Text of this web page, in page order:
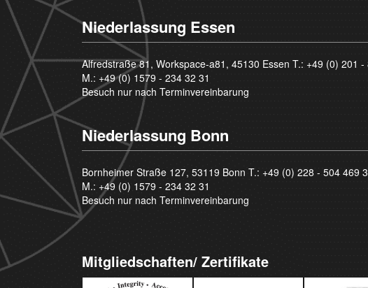
Niederlassung Essen
Alfredstraße 81, Workspace-a81, 45130 Essen T.: +49 (0) 201
M.: +49 (0) 1579 - 234 32 31
Besuch nur nach Terminvereinbarung
Niederlassung Bonn
Bornheimer Straße 127, 53119 Bonn T.: +49 (0) 228 - 504 469
M.: +49 (0) 1579 - 234 32 31
Besuch nur nach Terminvereinbarung
Mitgliedschaften/ Zertifikate